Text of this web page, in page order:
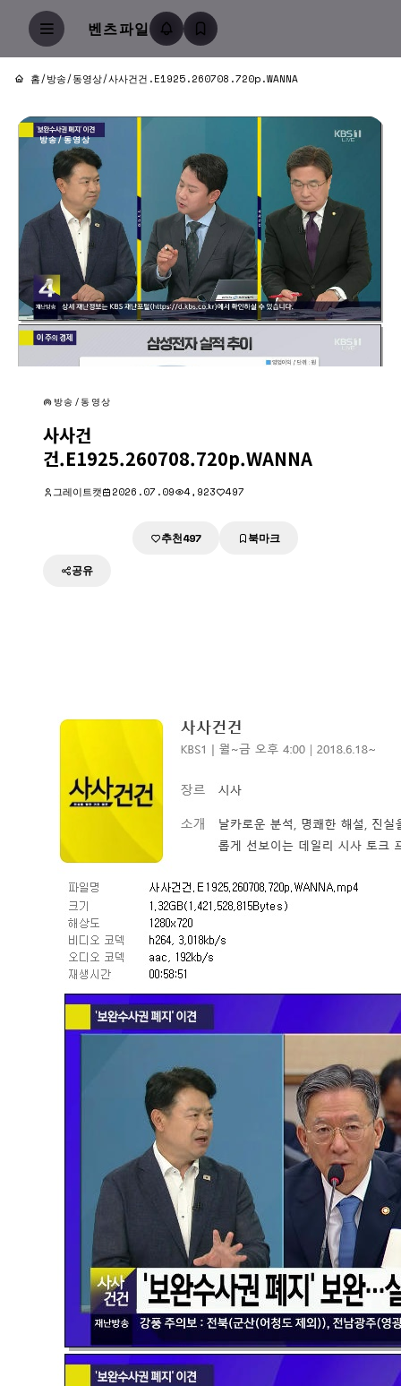
벤츠파일
홈/방송/동영상/사사건건.E1925.260708.720p.WANNA
방송/동영상
방송/동영상
사사건
건.E1925.260708.720p.WANNA
그레이트캣 2026.07.09 4,923 497
추천497 북마크
공유